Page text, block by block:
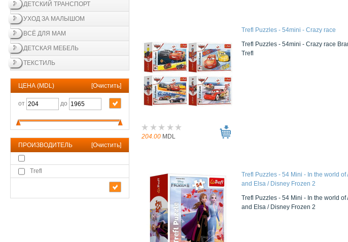
ДЕТСКИЙ ТРАНСПОРТ
УХОД ЗА МАЛЫШОМ
ВСЁ ДЛЯ МАМ
ДЕТСКАЯ МЕБЕЛЬ
ТЕКСТИЛЬ
ЦЕНА (MDL) [Очистить]
от до
ПРОИЗВОДИТЕЛЬ [Очистить]
Trefl
204.00 MDL
Trefl Puzzles - 54mini - Crazy race
Trefl Puzzles - 54mini - Crazy race
Trefl
Trefl Puzzles - 54 Mini - In the world of
and Elsa / Disney Frozen 2
Trefl Puzzles - 54 Mini - In the world of
and Elsa / Disney Frozen 2